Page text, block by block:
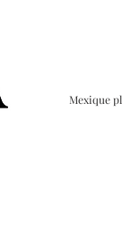
Mexique